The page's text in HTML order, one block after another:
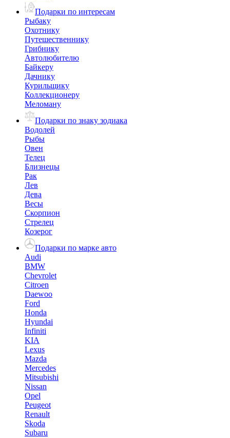
Подарки по интересам
Рыбаку
Охотнику
Путешественнику
Грибнику
Автолюбителю
Байкеру
Дачнику
Курильщику
Коллекционеру
Меломану
Подарки по знаку зодиака
Водолей
Рыбы
Овен
Телец
Близнецы
Рак
Лев
Дева
Весы
Скорпион
Стрелец
Козерог
Подарки по марке авто
Audi
BMW
Chevrolet
Citroen
Daewoo
Ford
Honda
Hyundai
Infiniti
KIA
Lexus
Mazda
Mercedes
Mitsubishi
Nissan
Opel
Peugeot
Renault
Skoda
Subaru